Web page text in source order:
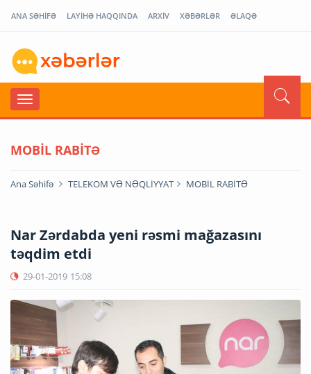
ANA SƏHİFƏ LAYİHƏ HAQQINDA ARXİV XƏBƏRLƏR ƏLAQƏ
MOBİL RABİTƏ
Ana Səhifə TELEKOM VƏ NƏQLİYYAT MOBİL RABİTƏ
Nar Zərdabda yeni rəsmi mağazasını
təqdim etdi
29-01-2019 15:08